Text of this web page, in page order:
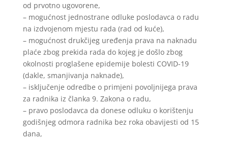
od prvotno ugovorene,
– mogućnost jednostrane odluke poslodavca o radu
na izdvojenom mjestu rada (rad od kuće),
– mogućnost drukčijeg uređenja prava na naknadu
plaće zbog prekida rada do kojeg je došlo zbog
okolnosti proglašene epidemije bolesti COVID-19
(dakle, smanjivanja naknade),
– isključenje odredbe o primjeni povoljnijega prava
za radnika iz članka 9. Zakona o radu,
– pravo poslodavca da donese odluku o korištenju
godišnjeg odmora radnika bez roka obavijesti od 15
dana,